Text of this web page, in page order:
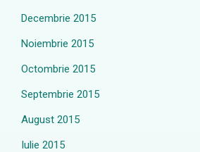
Decembrie 2015
Noiembrie 2015
Octombrie 2015
Septembrie 2015
August 2015
Iulie 2015